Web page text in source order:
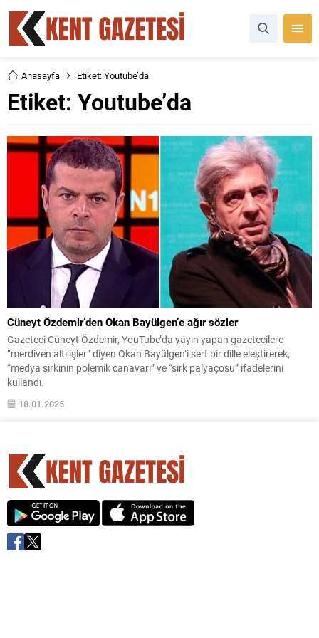
Anasayfa Etiket: Youtube’da
Etiket: Youtube’da
Cüneyt Özdemir’den Okan Bayülgen’e ağır sözler
Gazeteci Cüneyt Özdemir, YouTube’da yayın yapan gazetecilere
“merdiven altı işler” diyen Okan Bayülgen’i sert bir dille eleştirerek,
“medya sirkinin polemik canavarı” ve “sirk palyaçosu” ifadelerini
kullandı.
18.01.2025